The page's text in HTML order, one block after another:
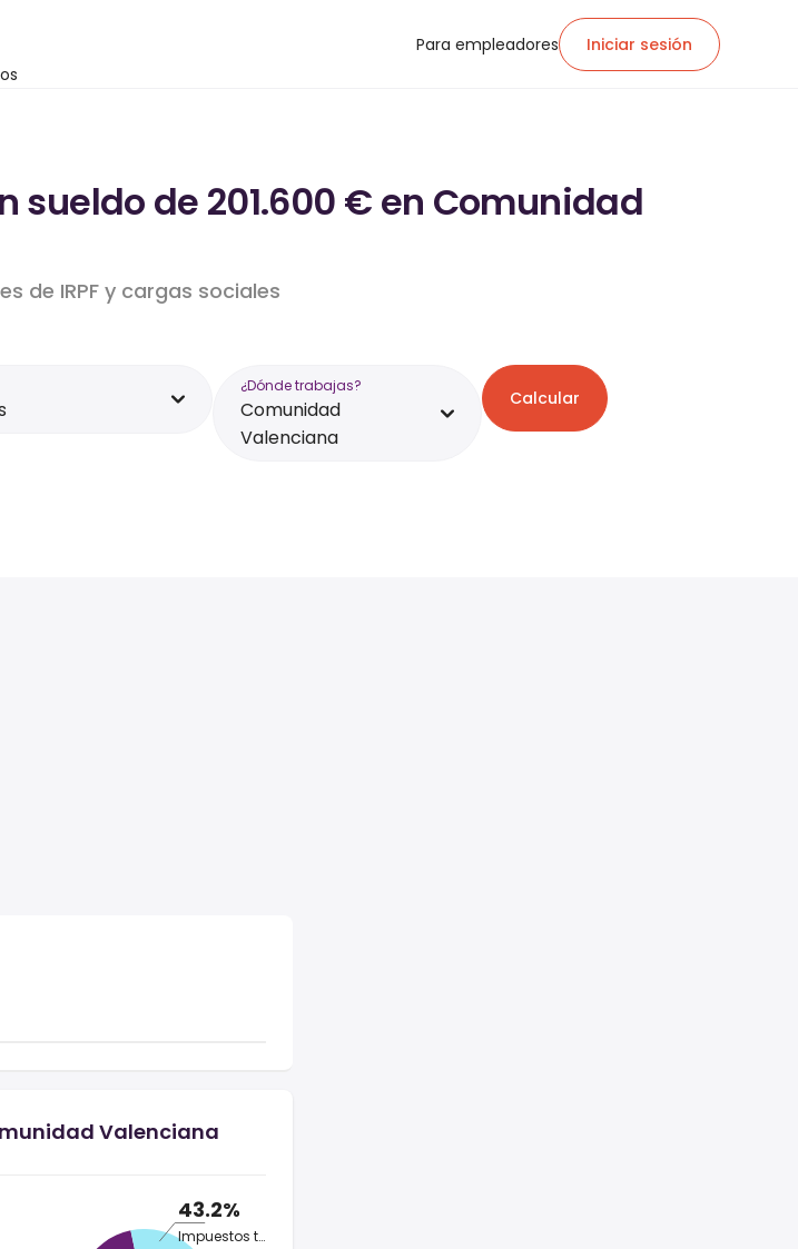
Para empleadores Iniciar sesión
sueldo de 201.600 € en Comunidad
de IRPF y cargas sociales
¿Dónde trabajas?
Comunidad
Valenciana
Calcular
Valenciana
43.2%
Impuestos totales